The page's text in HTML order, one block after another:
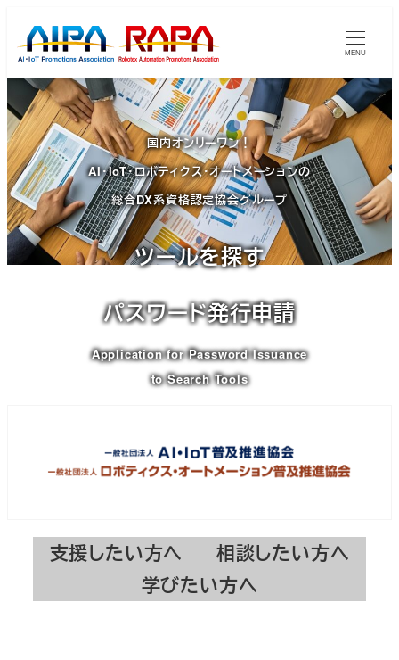
イ
ン
ン
テ
ン
ツ
へ
移
動
MENU
国内オンリーワン！
AI・IoT・ロボティクス・オートメーションの
総合DX系資格認定協会グループ
ツールを探す
パスワード発行申請
Application for Password Issuance
to Search Tools
支援したい方へ
相談したい方へ
学びたい方へ